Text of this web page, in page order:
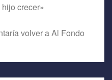
crecer»
volver a Al Fondo